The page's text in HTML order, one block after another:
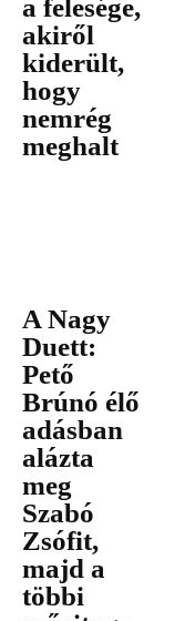
a felesége,
akiről
kiderült,
hogy
nemrég
meghalt
A Nagy
Duett:
Pető
Brúnó élő
adásban
alázta
meg
Szabó
Zsófit,
majd a
többi